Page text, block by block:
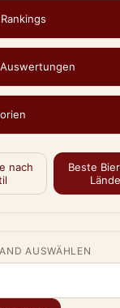
nach
Beste
AUSWÄHLEN